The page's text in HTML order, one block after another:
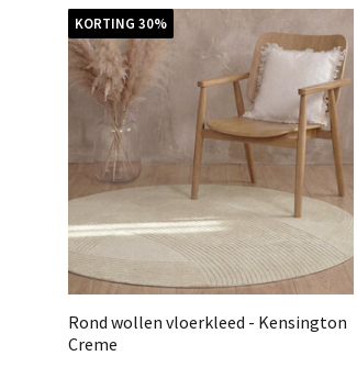
KORTING 30%
Rond wollen vloerkleed - Kensington
Creme